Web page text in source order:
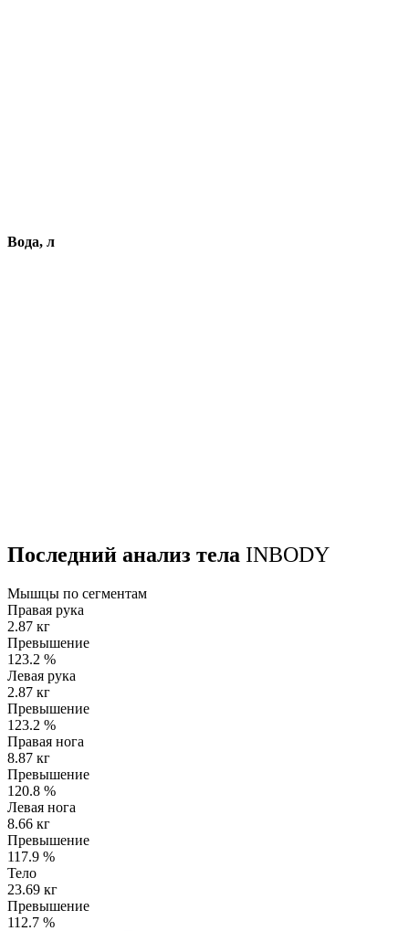
Вода, л
Последний анализ тела INBODY
Мышцы по сегментам
Правая рука
2.87 кг
Превышение
123.2 %
Левая рука
2.87 кг
Превышение
123.2 %
Правая нога
8.87 кг
Превышение
120.8 %
Левая нога
8.66 кг
Превышение
117.9 %
Тело
23.69 кг
Превышение
112.7 %